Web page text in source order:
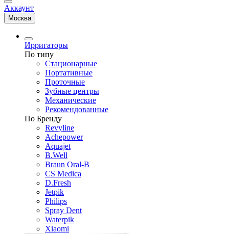
Аккаунт
Москва
Ирригаторы
По типу
Стационарные
Портативные
Проточные
Зубные центры
Механические
Рекомендованные
По Бренду
Revyline
Achepower
Aquajet
B.Well
Braun Oral-B
CS Medica
D.Fresh
Jetpik
Philips
Spray Dent
Waterpik
Xiaomi